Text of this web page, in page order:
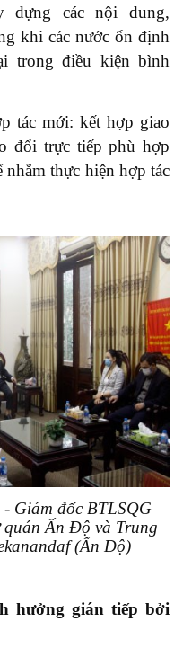
dựng các nội dung,
khi các nước ổn định
trong điều kiện bình
tác mới: kết hợp giao
đổi trực tiếp phù hợp
thực hiện hợp tác
Giám đốc BTLSQG
Ấn Độ và Trung
(Ấn Độ)
hưởng gián tiếp bởi